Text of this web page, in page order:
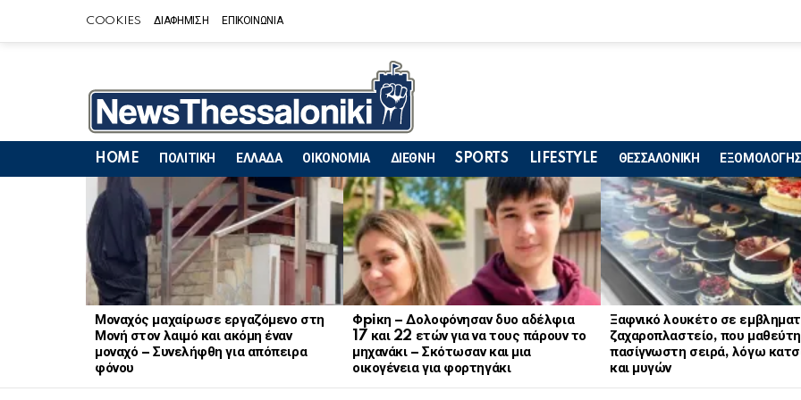
COOKIES ΔΙΑΦΗΜΙΣΗ ΕΠΙΚΟΙΝΩΝΙΑ
HOME ΠΟΛΙΤΙΚΗ ΕΛΛΑΔΑ ΟΙΚΟΝΟΜΙΑ ΔΙΕΘΝΗ SPORTS LIFESTYLE ΘΕΣΣΑΛΟΝΙΚΗ
LATEST
STORIES
Μοναχός μαχαίρωσε εργαζόμενο στη
Μονή στον λαιμό και ακόμη έναν
μοναχό – Συνελήφθη για απόπειρα
φόνου
Φpiκη – Δολοφόνησαν δυο αδέλφια
17 και 22 ετών για να τους πάρουν το
μηχανάκι – Σκότωσαν και μια
οικογένεια για φορτηγάκι
Ξαφνικό λουκέτο σε
ζαχαροπλαστείο, που
πασίγνωστη σειρά, λόγω
και μυγών